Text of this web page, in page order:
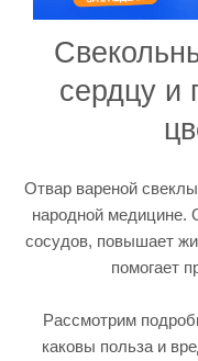
сердцу и
Отвар вареной
народной медицине.
сосудов, повышает
помогает
Рассмотрим
каковы польза и